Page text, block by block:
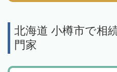
北海道 小樽市で相
門家